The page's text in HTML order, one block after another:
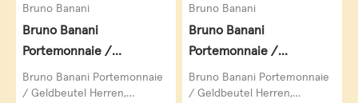
Bruno Banani
Bruno Banani
Portemonnaie /
Geldbeutel Herren,
Williamsburg,
Bruno Banani Portemonnaie
/ Geldbeutel Herren,
Bruno Banani
Bruno Banani
Portemonnaie /
Geldbeutel Herren,
Williamsburg,
Bruno Banani Portemonnaie
/ Geldbeutel Herren,